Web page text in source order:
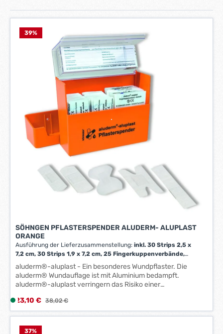
39%
SÖHNGEN PFLASTERSPENDER ALUDERM- ALUPLAST
ORANGE
Ausführung der Lieferzusammenstellung:inkl. 30 Strips 2,5 x
7,2 cm, 30 Strips 1,9 x 7,2 cm, 25 Fingerkuppenverbände,
20 Fingerverbände 2 x 12 cm, 10 Fingergelenkverbände,
Miniblock Notfallversorgungsnachweis, Spender mit
Wandhalterung, Befestigungssatz
Inhalt: 115 stk
aluderm®-aluplast - Ein besonderes Wundpflaster. Die
aluderm® Wundauflage ist mit Aluminium bedampft.
aluderm®-aluplast verringern das Risiko einer
atmungsaktiv, fördert Hautbildung und Heilung.
Gebräuchliche Wundpflaster fallen nicht in die Rubrik sterile
hinsichtlich der Klebekraft, abhängig von der
Verkaufspreis:
L
i
23,10 € Regulärer Preis:
38,02 €
37%